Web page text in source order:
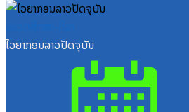
ໄວຍາກອນລາວປັດຈຸບັນ